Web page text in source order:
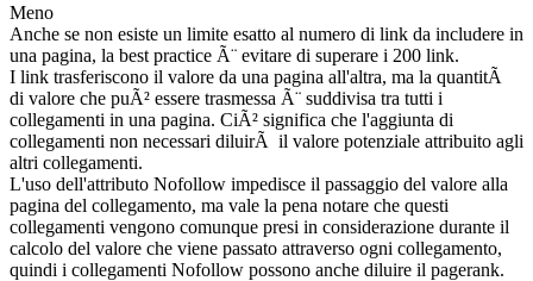
Meno
Anche se non esiste un limite esatto al numero di link da includere in
una pagina, la best practice Ã¨ evitare di superare i 200 link.
I link trasferiscono il valore da una pagina all'altra, ma la quantitÃ
di valore che puÃ² essere trasmessa Ã¨ suddivisa tra tutti i
collegamenti in una pagina. CiÃ² significa che l'aggiunta di
collegamenti non necessari diluirÃ il valore potenziale attribuito agli
altri collegamenti.
L'uso dell'attributo Nofollow impedisce il passaggio del valore alla
pagina del collegamento, ma vale la pena notare che questi
collegamenti vengono comunque presi in considerazione durante il
calcolo del valore che viene passato attraverso ogni collegamento,
quindi i collegamenti Nofollow possono anche diluire il pagerank.